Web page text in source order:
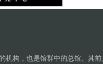
机构，也是馆群中的总馆。其